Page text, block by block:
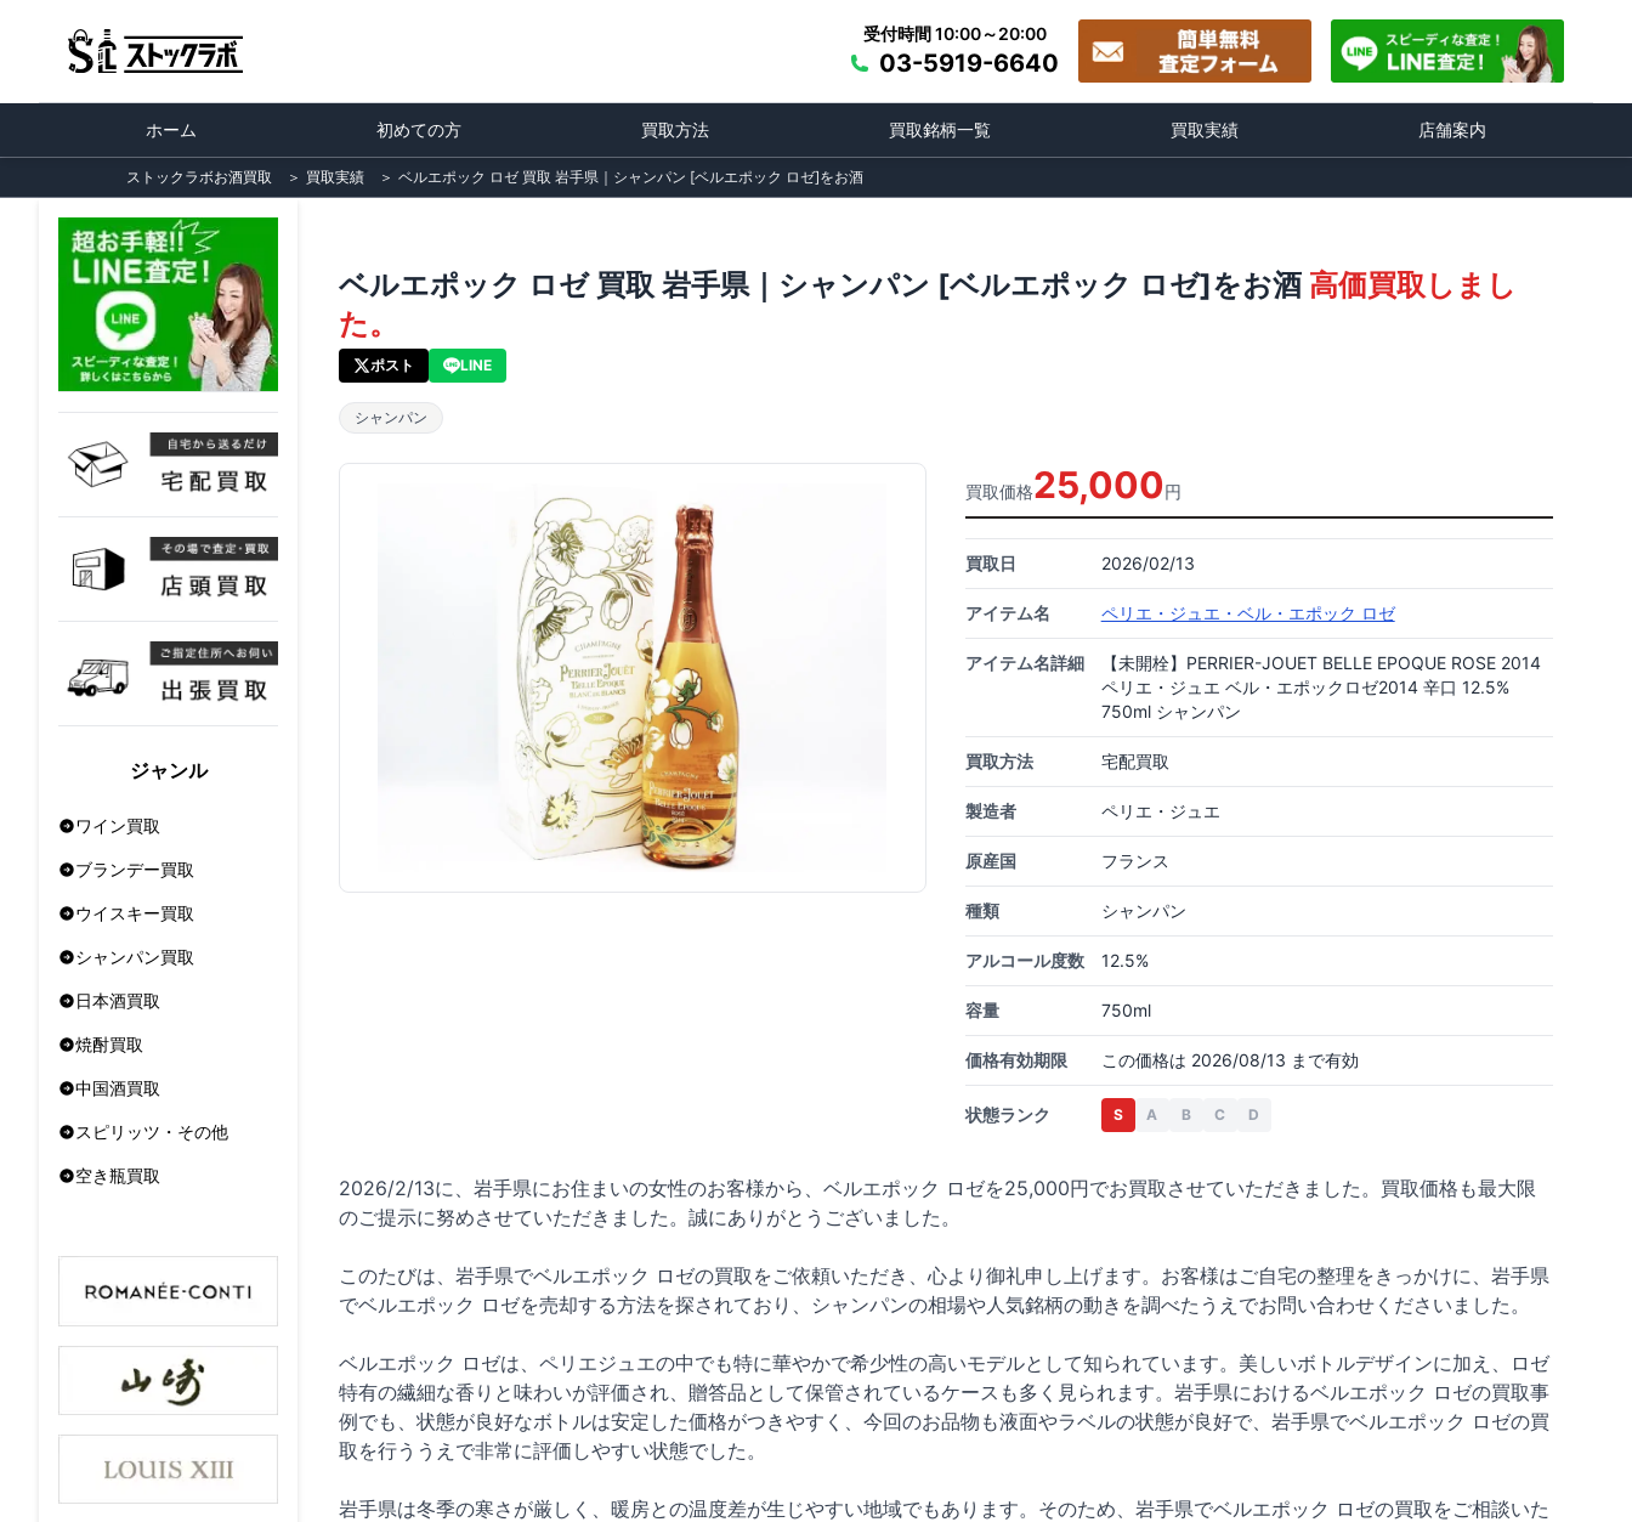
受付時間 10:00～20:00
03-5919-6640
ホーム 初めての方 買取方法 買取銘柄一覧 買取実績 店舗案内
ストックラボお酒買取 ＞ 買取実績 ＞ ベルエポック ロゼ 買取 岩手県｜シャンパン [ベルエポック ロゼ]をお酒
ジャンル
ワイン買取
ブランデー買取
ウイスキー買取
シャンパン買取
日本酒買取
焼酎買取
中国酒買取
スピリッツ・その他
空き瓶買取
ベルエポック ロゼ 買取 岩手県｜シャンパン [ベルエポック ロゼ]をお酒 高価買取しまし
た。
ポスト LINE
シャンパン
買取価格25,000円
買取日 2026/02/13
アイテム名 ペリエ・ジュエ・ベル・エポック ロゼ
アイテム名詳細
【未開栓】PERRIER-JOUET BELLE EPOQUE ROSE 2014
ペリエ・ジュエ ベル・エポックロゼ2014 辛口 12.5%
750ml シャンパン
買取方法 宅配買取
製造者 ペリエ・ジュエ
原産国 フランス
種類 シャンパン
アルコール度数 12.5%
容量 750ml
価格有効期限 この価格は 2026/08/13 まで有効
状態ランク S A B C D
2026/2/13に、岩手県にお住まいの女性のお客様から、ベルエポック ロゼを25,000円でお買取させていただきました。買取価格も最大限
のご提示に努めさせていただきました。誠にありがとうございました。
このたびは、岩手県でベルエポック ロゼの買取をご依頼いただき、心より御礼申し上げます。お客様はご自宅の整理をきっかけに、岩手県
でベルエポック ロゼを売却する方法を探されており、シャンパンの相場や人気銘柄の動きを調べたうえでお問い合わせくださいました。
ベルエポック ロゼは、ペリエジュエの中でも特に華やかで希少性の高いモデルとして知られています。美しいボトルデザインに加え、ロゼ
特有の繊細な香りと味わいが評価され、贈答品として保管されているケースも多く見られます。岩手県におけるベルエポック ロゼの買取事
例でも、状態が良好なボトルは安定した価格がつきやすく、今回のお品物も液面やラベルの状態が良好で、岩手県でベルエポック ロゼの買
取を行ううえで非常に評価しやすい状態でした。
岩手県は冬季の寒さが厳しく、暖房との温度差が生じやすい地域でもあります。そのため、岩手県でベルエポック ロゼの買取をご相談いた